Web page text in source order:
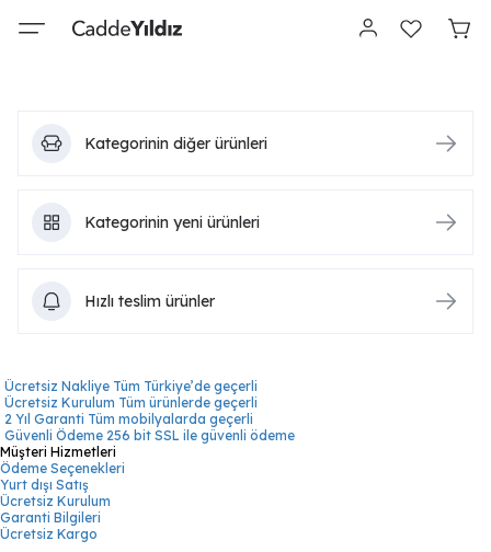
Kategorinin diğer ürünleri
Kategorinin yeni ürünleri
Hızlı teslim ürünler
Ücretsiz Nakliye Tüm Türkiye’de geçerli
Ücretsiz Kurulum Tüm ürünlerde geçerli
2 Yıl Garanti Tüm mobilyalarda geçerli
Güvenli Ödeme 256 bit SSL ile güvenli ödeme
Müşteri Hizmetleri
Ödeme Seçenekleri
Yurt dışı Satış
Ücretsiz Kurulum
Garanti Bilgileri
Ücretsiz Kargo